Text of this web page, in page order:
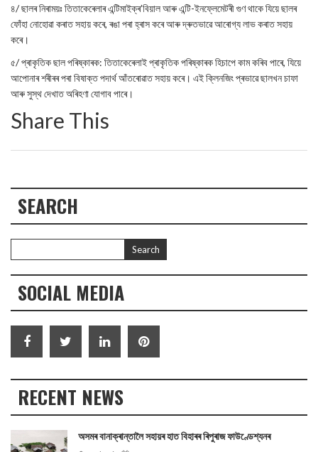
৪/ ছালৰ নিৰাময়ঃ তিতাকেৰেলাৰ এন্টিমাইক্ৰ’বিয়াল আৰু এন্টি-ইনফ্লেমেটৰী গুণ থাকে যিয়ে ছালৰ
ফোঁহা নোহোৱা কৰাত সহায় কৰে, ৰঙা পৰা হ্ৰাস কৰে আৰু দ্ৰুতভাৱে আৰোগ্য লাভ কৰাত সহায়
কৰে।
৫/ প্ৰাকৃতিক ছাল পৰিষ্কাৰক: তিতাকেৰেলাই প্ৰাকৃতিক পৰিষ্কাৰক হিচাপে কাম কৰিব পাৰে, যিয়ে
আপোনাৰ শৰীৰৰ পৰা বিষাক্ত পদাৰ্থ আঁতৰোৱাত সহায় কৰে। এই ক্লিনজিং প্ৰভাৱে ছালখন চাফা
আৰু সুস্থ দেখাত অৰিহণা যোগাব পাৰে।
Share This
SEARCH
SOCIAL MEDIA
RECENT NEWS
অসমৰ বানাক্ৰান্তালৈ সহায়ৰ হাত বিহাৰৰ ৰিপুৰাজ ফাউণ্ডেশ্যনৰ